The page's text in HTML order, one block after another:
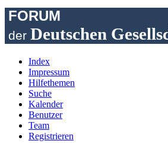
FORUM
der Deutschen
Index
Impressum
Hilfethemen
Suche
Kalender
Benutzer
Team
Registrieren